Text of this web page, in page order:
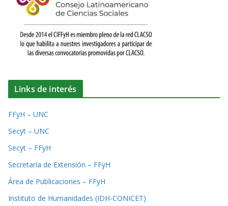
Links de interés
FFyH – UNC
Secyt – UNC
Secyt – FFyH
Secretaría de Extensión – FFyH
Área de Publicaciones – FFyH
Instituto de Humanidades (IDH-CONICET)